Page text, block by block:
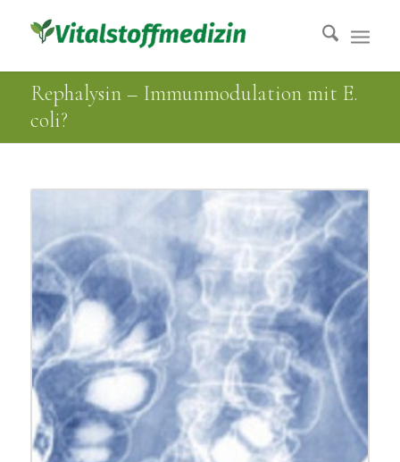
Rephalysin – Immunmodulation mit E.
coli?